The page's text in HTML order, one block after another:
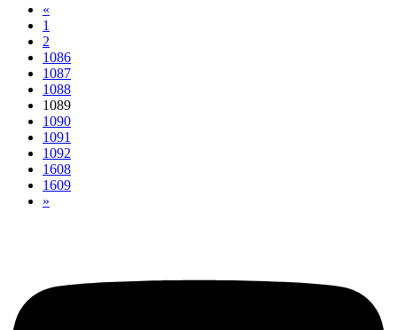
«
1
2
1086
1087
1088
1089
1090
1091
1092
1608
1609
»